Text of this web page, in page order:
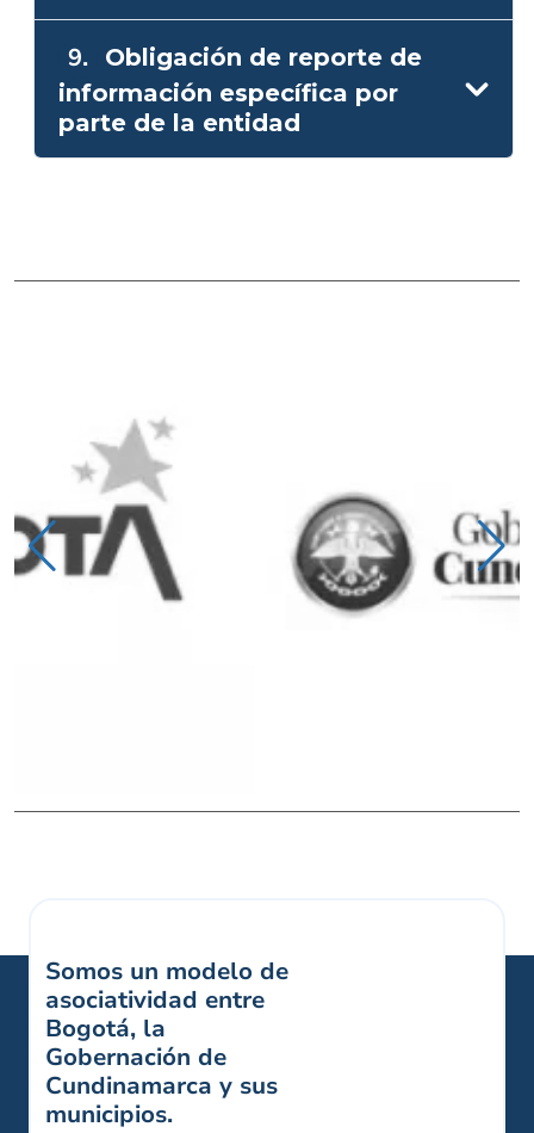
9.
Obligación de reporte de
información específica por
parte de la entidad
Somos un modelo de
asociatividad entre
Bogotá, la
Gobernación de
Cundinamarca y sus
municipios.